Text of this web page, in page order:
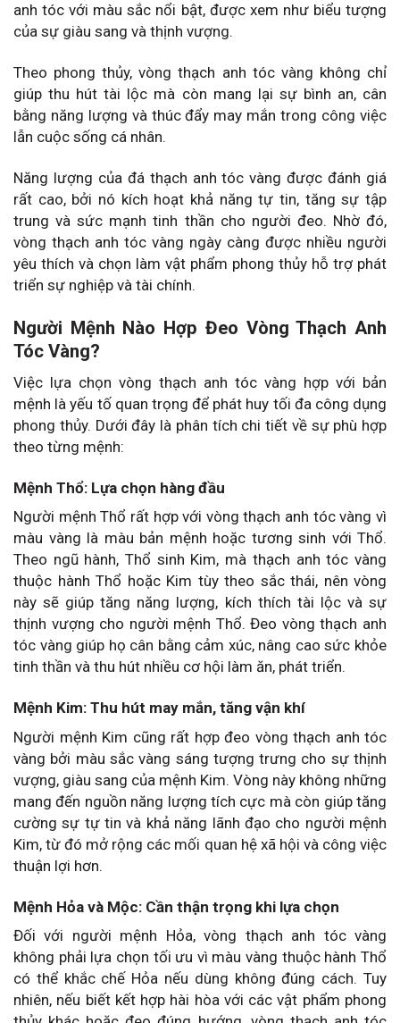
anh tóc với màu sắc nổi bật, được xem như biểu tượng
của sự giàu sang và thịnh vượng.
Theo phong thủy, vòng thạch anh tóc vàng không chỉ
giúp thu hút tài lộc mà còn mang lại sự bình an, cân
bằng năng lượng và thúc đẩy may mắn trong công việc
lẫn cuộc sống cá nhân.
Năng lượng của đá thạch anh tóc vàng được đánh giá
rất cao, bởi nó kích hoạt khả năng tự tin, tăng sự tập
trung và sức mạnh tinh thần cho người đeo. Nhờ đó,
vòng thạch anh tóc vàng ngày càng được nhiều người
yêu thích và chọn làm vật phẩm phong thủy hỗ trợ phát
triển sự nghiệp và tài chính.
Người Mệnh Nào Hợp Đeo Vòng Thạch Anh
Tóc Vàng?
Việc lựa chọn vòng thạch anh tóc vàng hợp với bản
mệnh là yếu tố quan trọng để phát huy tối đa công dụng
phong thủy. Dưới đây là phân tích chi tiết về sự phù hợp
theo từng mệnh:
Mệnh Thổ: Lựa chọn hàng đầu
Người mệnh Thổ rất hợp với vòng thạch anh tóc vàng vì
màu vàng là màu bản mệnh hoặc tương sinh với Thổ.
Theo ngũ hành, Thổ sinh Kim, mà thạch anh tóc vàng
thuộc hành Thổ hoặc Kim tùy theo sắc thái, nên vòng
này sẽ giúp tăng năng lượng, kích thích tài lộc và sự
thịnh vượng cho người mệnh Thổ. Đeo vòng thạch anh
tóc vàng giúp họ cân bằng cảm xúc, nâng cao sức khỏe
tinh thần và thu hút nhiều cơ hội làm ăn, phát triển.
Mệnh Kim: Thu hút may mắn, tăng vận khí
Người mệnh Kim cũng rất hợp đeo vòng thạch anh tóc
vàng bởi màu sắc vàng sáng tượng trưng cho sự thịnh
vượng, giàu sang của mệnh Kim. Vòng này không những
mang đến nguồn năng lượng tích cực mà còn giúp tăng
cường sự tự tin và khả năng lãnh đạo cho người mệnh
Kim, từ đó mở rộng các mối quan hệ xã hội và công việc
thuận lợi hơn.
Mệnh Hỏa và Mộc: Cần thận trọng khi lựa chọn
Đối với người mệnh Hỏa, vòng thạch anh tóc vàng
không phải lựa chọn tối ưu vì màu vàng thuộc hành Thổ
có thể khắc chế Hỏa nếu dùng không đúng cách. Tuy
nhiên, nếu biết kết hợp hài hòa với các vật phẩm phong